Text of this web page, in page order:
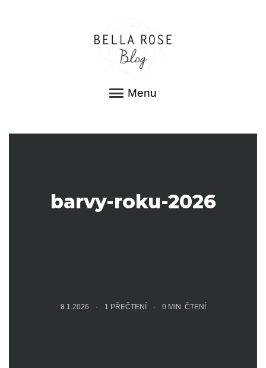
Menu
barvy-roku-2026
8.1.2026 1 PŘEČTENÍ 0 MIN. ČTENÍ